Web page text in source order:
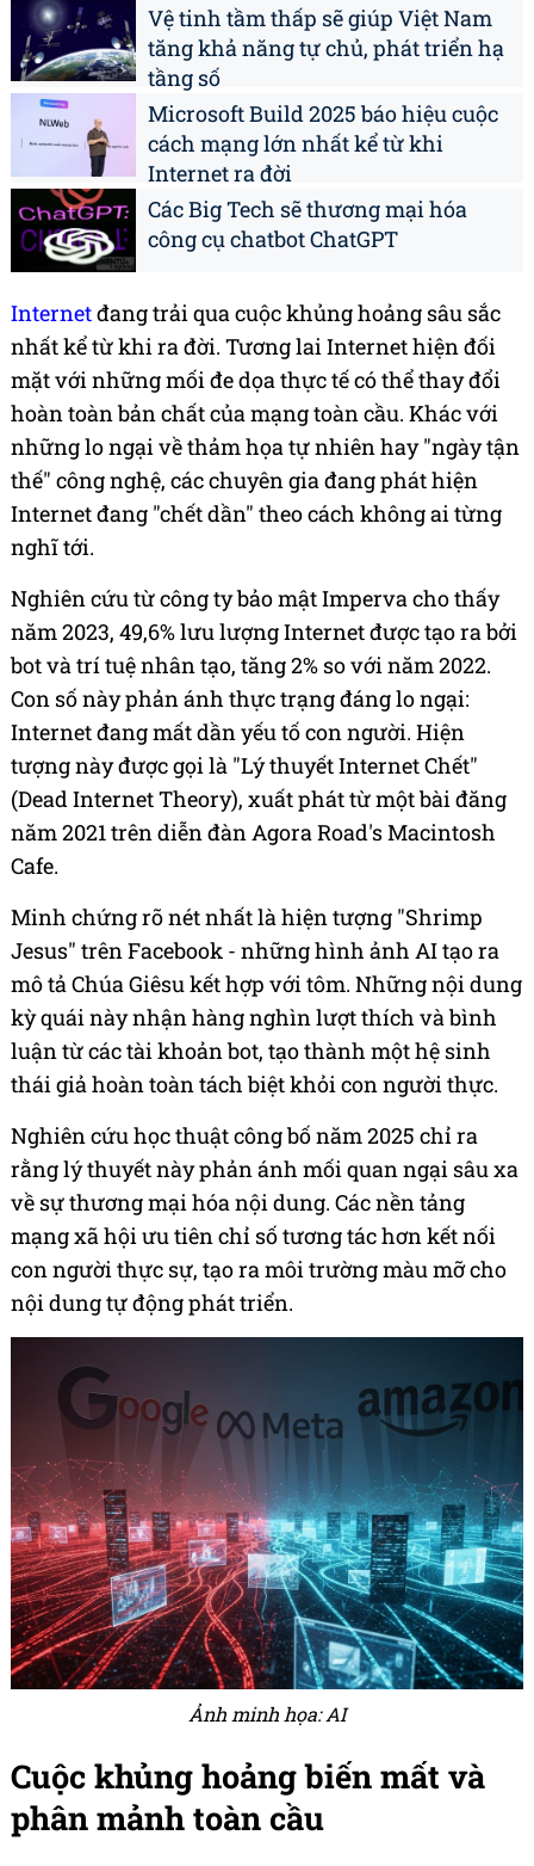
Vệ tinh tầm thấp sẽ giúp Việt Nam
tăng khả năng tự chủ, phát triển hạ
tầng số
Microsoft Build 2025 báo hiệu cuộc
cách mạng lớn nhất kể từ khi
Internet ra đời
Các Big Tech sẽ thương mại hóa
công cụ chatbot ChatGPT
Internetđang trải qua cuộc khủng hoảng sâu sắc
nhất kể từ khi ra đời. Tương lai Internet hiện đối
mặt với những mối đe dọa thực tế có thể thay đổi
hoàn toàn bản chất của mạng toàn cầu. Khác với
những lo ngại về thảm họa tự nhiên hay "ngày tận
thế" công nghệ, các chuyên gia đang phát hiện
Internet đang "chết dần" theo cách không ai từng
nghĩ tới.
Nghiên cứu từ công ty bảo mật Imperva cho thấy
năm 2023, 49,6% lưu lượng Internet được tạo ra bởi
bot và trí tuệ nhân tạo, tăng 2% so với năm 2022.
Con số này phản ánh thực trạng đáng lo ngại:
Internet đang mất dần yếu tố con người. Hiện
tượng này được gọi là "Lý thuyết Internet Chết"
(Dead Internet Theory), xuất phát từ một bài đăng
năm 2021 trên diễn đàn Agora Road's Macintosh
Cafe.
Minh chứng rõ nét nhất là hiện tượng "Shrimp
Jesus" trên Facebook - những hình ảnh AI tạo ra
mô tả Chúa Giêsu kết hợp với tôm. Những nội dung
kỳ quái này nhận hàng nghìn lượt thích và bình
luận từ các tài khoản bot, tạo thành một hệ sinh
thái giả hoàn toàn tách biệt khỏi con người thực.
Nghiên cứu học thuật công bố năm 2025 chỉ ra
rằng lý thuyết này phản ánh mối quan ngại sâu xa
về sự thương mại hóa nội dung. Các nền tảng
mạng xã hội ưu tiên chỉ số tương tác hơn kết nối
con người thực sự, tạo ra môi trường màu mỡ cho
nội dung tự động phát triển.
Ảnh minh họa: AI
Cuộc khủng hoảng biến mất và
phân mảnh toàn cầu